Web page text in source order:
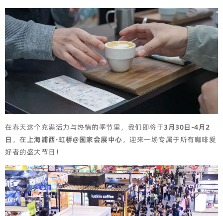
在春天这个充满活力与热情的季节里，我们即将于3月30日-4月2
日 ，在上海浦西·虹桥@国家会展中心，迎来一场专属于所有咖啡爱
好者的盛大节日！